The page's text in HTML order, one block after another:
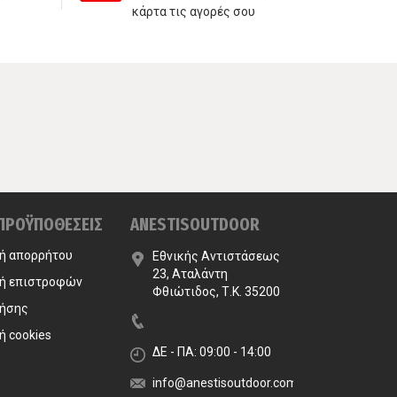
κάρτα τις αγορές σου
απορρήτου
επιστροφών
cookies
ANESTISOUTDOOR
Εθνικής Αντιστάσεως
23, Αταλάντη
Φθιώτιδος, Τ.Κ. 35200
ΔΕ - ΠΑ: 09:00 - 14:00
info@anestisoutdoor.com